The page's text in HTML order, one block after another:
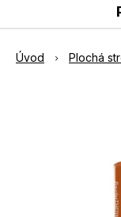
Úvod Plochá